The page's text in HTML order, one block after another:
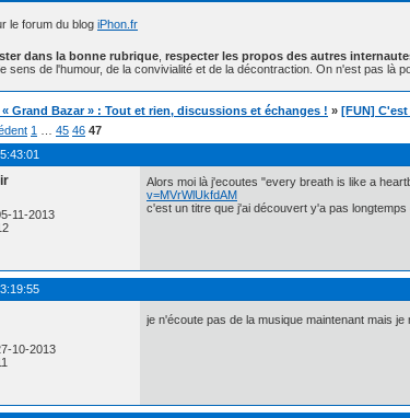
le forum du blog iPhon.fr
dans la bonne rubrique respecter les propos des autres
sens de l'humour, de la convivialité et de la décontraction. On n'est pas là
« Grand Bazar » : Tout et rien, discussions et échanges ! » [FUN]
1 45 46 47
11-2013
Alors moi là j'ecoutes "every breath is like a
v=MVrWlUkfdAM
c'est un titre que j'ai découvert y'a pas
10-2013
je n'écoute pas de la musique maintenant mais